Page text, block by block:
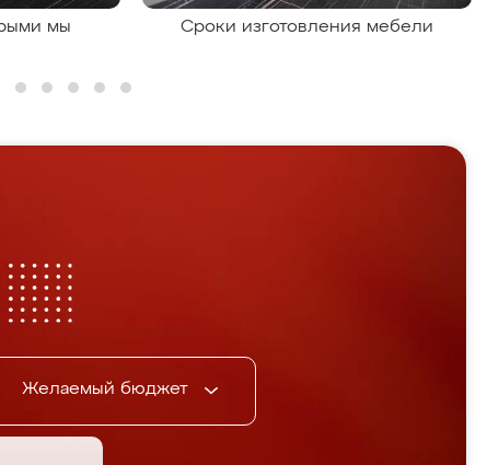
мы
Сроки изготовления мебели
Желаемый бюджет